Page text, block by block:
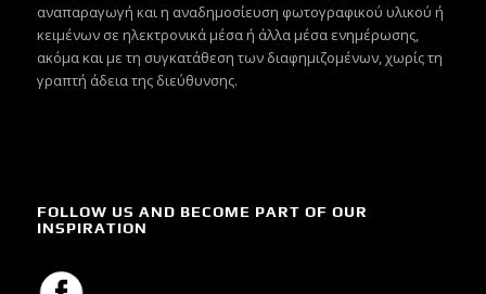
αναπαραγωγή και η αναδημοσίευση φωτογραφικού υλικού ή
κειμένων σε ηλεκτρονικά μέσα ή άλλα μέσα ενημέρωσης,
ακόμα και με τη συγκατάθεση των διαφημιζομένων, χωρίς τη
γραπτή άδεια της διεύθυνσης.
FOLLOW US AND BECOME PART OF OUR
INSPIRATION